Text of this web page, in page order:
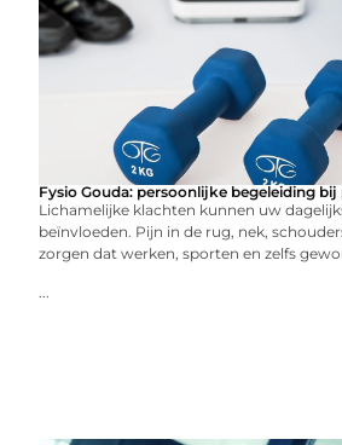
Fysio Gouda: persoonlijke begeleiding
Lichamelijke klachten kunnen uw
beïnvloeden. Pijn in de rug, nek,
zorgen dat werken, sporten en zelfs
...